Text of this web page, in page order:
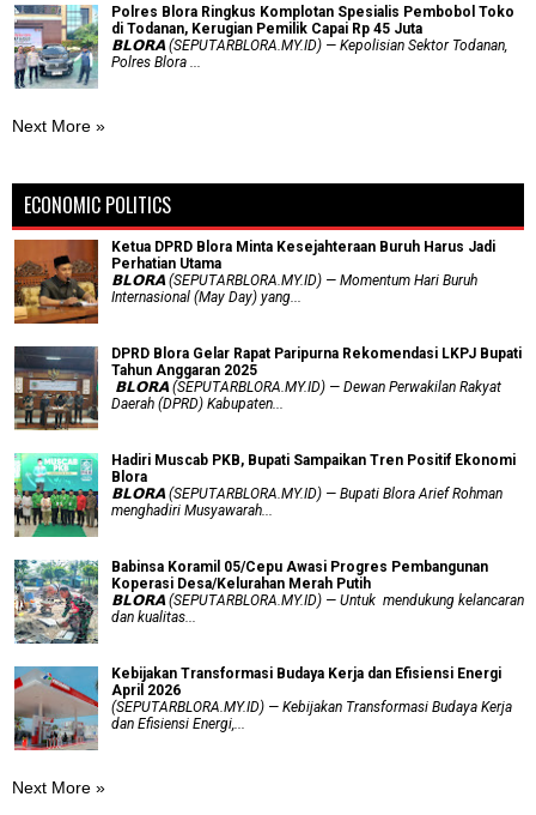
Polres Blora Ringkus Komplotan Spesialis Pembobol Toko
di Todanan, Kerugian Pemilik Capai Rp 45 Juta
𝗕𝗟𝗢𝗥𝗔 (SEPUTARBLORA.MY.ID) — Kepolisian Sektor Todanan,
Polres Blora ...
Next More »
ECONOMIC POLITICS
Ketua DPRD Blora Minta Kesejahteraan Buruh Harus Jadi
Perhatian Utama
​𝗕𝗟𝗢𝗥𝗔 (SEPUTARBLORA.MY.ID) — Momentum Hari Buruh
Internasional (May Day) yang...
DPRD Blora Gelar Rapat Paripurna Rekomendasi LKPJ Bupati
Tahun Anggaran 2025
‎ 𝗕𝗟𝗢𝗥𝗔 (SEPUTARBLORA.MY.ID) — Dewan Perwakilan Rakyat
Daerah (DPRD) Kabupaten...
Hadiri Muscab PKB, Bupati Sampaikan Tren Positif Ekonomi
Blora
𝗕𝗟𝗢𝗥𝗔 (SEPUTARBLORA.MY.ID) — Bupati Blora Arief Rohman
menghadiri Musyawarah...
Babinsa Koramil 05/Cepu Awasi Progres Pembangunan
Koperasi Desa/Kelurahan Merah Putih
𝗕𝗟𝗢𝗥𝗔 (SEPUTARBLORA.MY.ID) — Untuk mendukung kelancaran
dan kualitas...
Kebijakan Transformasi Budaya Kerja dan Efisiensi Energi
April 2026
(SEPUTARBLORA.MY.ID) — Kebijakan Transformasi Budaya Kerja
dan Efisiensi Energi,...
Next More »